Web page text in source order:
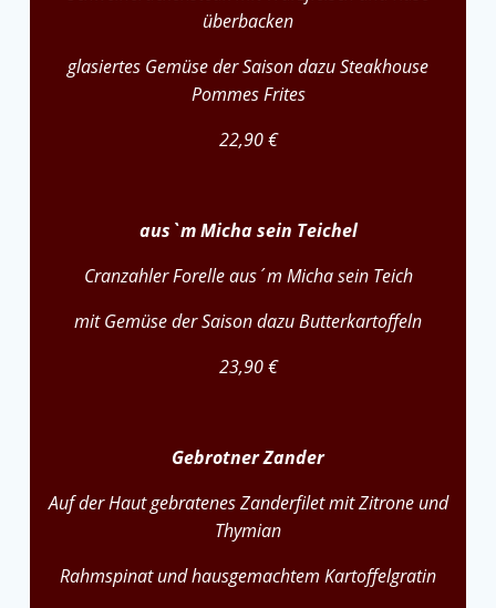
überbacken
glasiertes Gemüse der Saison dazu Steakhouse
Pommes Frites
22,90 €
aus`m Micha sein Teichel
Cranzahler Forelle aus´m Micha sein Teich
mit Gemüse der Saison dazu Butterkartoffeln
23,90 €
Gebrotner Zander
Auf der Haut gebratenes Zanderfilet mit Zitrone und
Thymian
Rahmspinat und hausgemachtem Kartoffelgratin